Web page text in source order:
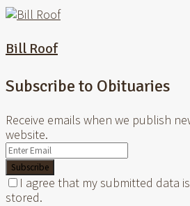
Bill Roof
Subscribe to Obituaries
Receive emails when we publish
website.
Subscribe
I agree that my submitted data
stored.